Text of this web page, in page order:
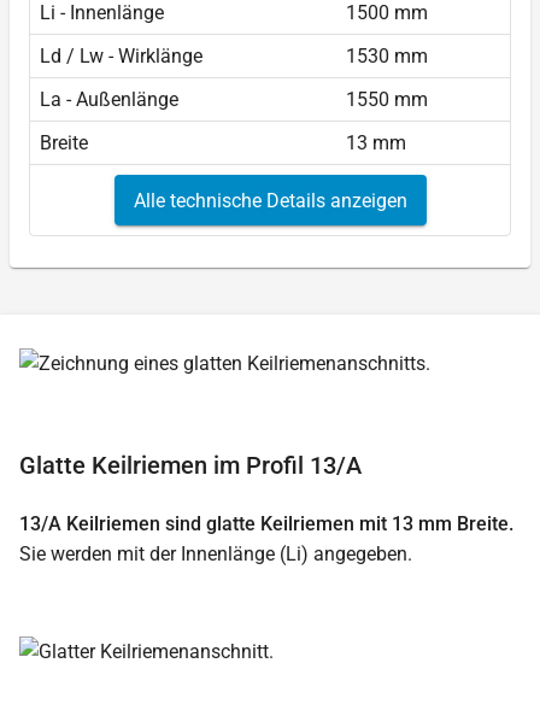
Li - Innenlänge
1500 mm
Ld / Lw - Wirklänge
1530 mm
La - Außenlänge
1550 mm
Breite
13 mm
Alle technische Details anzeigen
Glatte Keilriemen im Profil 13/A
13/A Keilriemen sind glatte Keilriemen mit 13 mm Breite.
Sie werden mit der Innenlänge (Li) angegeben.